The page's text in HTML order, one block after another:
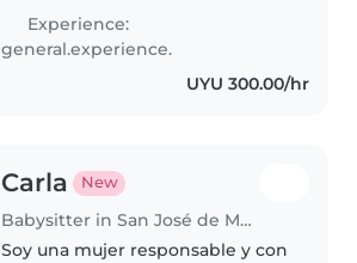
paciencia con niños , soy muy
responsable , me gusta cumplir
con mi trabajo en tiempo y
Experience:
general.experience.
UYU 300.00/hr
Carla New
Babysitter in San José de Mayo
Soy una mujer responsable y con